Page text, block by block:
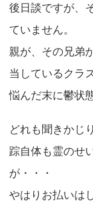
後日談ですが、
ていません。
親が、その兄弟
当しているクラ
悩んだ末に鬱状
どれも聞きかじ
踪自体も霊のせ
が・・・
やはりお払いは